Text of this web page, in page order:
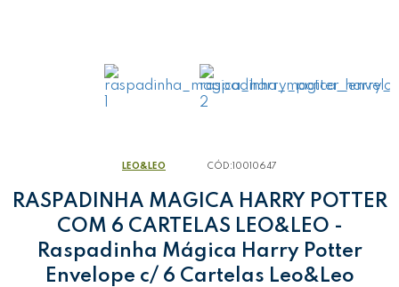
LEO&LEO CÓD: 10010647
RASPADINHA MAGICA HARRY POTTER
COM 6 CARTELAS LEO&LEO -
Raspadinha Mágica Harry Potter
Envelope c/ 6 Cartelas Leo&Leo